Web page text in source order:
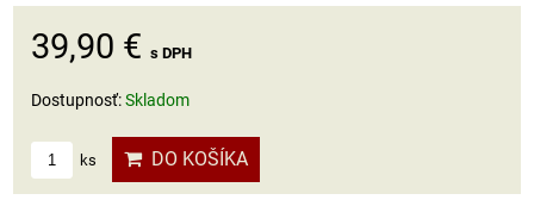
39,90 € s DPH
Dostupnosť:Skladom
ks DO KOŠÍKA